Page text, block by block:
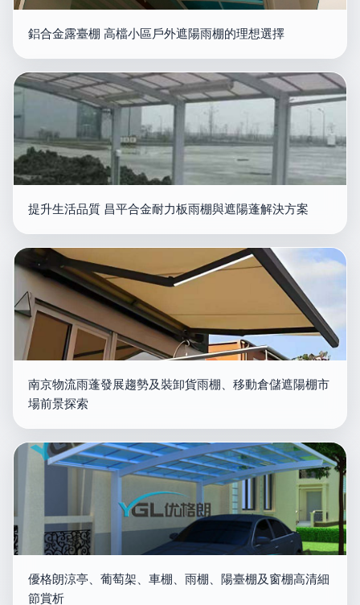
鋁合金露臺棚 高檔小區戶外遮陽雨棚的理想選擇
提升生活品質 昌平合金耐力板雨棚與遮陽蓬解決方案
南京物流雨蓬發展趨勢及裝卸貨雨棚、移動倉儲遮陽棚市
場前景探索
優格朗涼亭、葡萄架、車棚、雨棚、陽臺棚及窗棚高清細
節賞析